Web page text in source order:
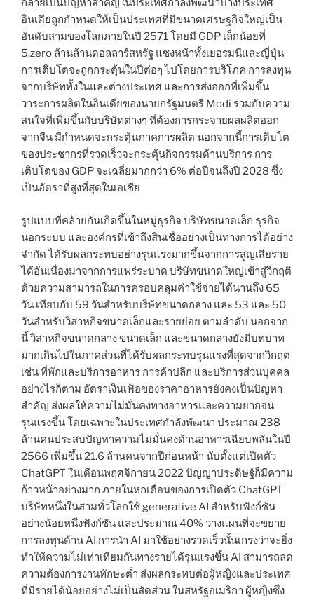
กลายเป็นปัญหาสำคัญในประเทศกำลังพัฒนาบางประเทศ
อินเดียถูกกำหนดให้เป็นประเทศที่มีขนาดเศรษฐกิจใหญ่เป็น
อันดับสามของโลกภายในปี 2571 โดยมี GDP เล็กน้อยที่
5.zero ล้านล้านดอลลาร์สหรัฐ แซงหน้าทั้งเยอรมนีและญี่ปุ่น
การเติบโตจะถูกกระตุ้นในปีต่อๆ ไปโดยการบริโภค การลงทุน
จากบริษัททั้งในและต่างประเทศ และการส่งออกที่เพิ่มขึ้น
วาระการผลิตในอินเดียของนายกรัฐมนตรี Modi ร่วมกับความ
สนใจที่เพิ่มขึ้นกับบริษัทต่างๆ ที่ต้องการกระจายผลผลิตออก
จากจีน มีกำหนดจะกระตุ้นภาคการผลิต นอกจากนี้การเติบโต
ของประชากรที่รวดเร็วจะกระตุ้นกิจกรรมด้านบริการ การ
เติบโตของ GDP จะเฉลี่ยมากกว่า 6% ต่อปีจนถึงปี 2028 ซึ่ง
เป็นอัตราที่สูงที่สุดในเอเชีย
รูปแบบที่คล้ายกันเกิดขึ้นในหมู่ธุรกิจ บริษัทขนาดเล็ก ธุรกิจ
นอกระบบ และองค์กรที่เข้าถึงสินเชื่ออย่างเป็นทางการได้อย่าง
จำกัด ได้รับผลกระทบอย่างรุนแรงมากขึ้นจากการสูญเสียราย
ได้อันเนื่องมาจากการแพร่ระบาด บริษัทขนาดใหญ่เข้าสู่วิกฤติ
ด้วยความสามารถในการครอบคลุมค่าใช้จ่ายได้นานถึง 65
วัน เทียบกับ 59 วันสำหรับบริษัทขนาดกลาง และ 53 และ 50
วันสำหรับวิสาหกิจขนาดเล็กและรายย่อย ตามลำดับ นอกจาก
นี้ วิสาหกิจขนาดกลาง ขนาดเล็ก และขนาดกลางยังมีบทบาท
มากเกินไปในภาคส่วนที่ได้รับผลกระทบรุนแรงที่สุดจากวิกฤต
เช่น ที่พักและบริการอาหาร การค้าปลีก และบริการส่วนบุคคล
อย่างไรก็ตาม อัตราเงินเฟ้อของราคาอาหารยังคงเป็นปัญหา
สำคัญ ส่งผลให้ความไม่มั่นคงทางอาหารและความยากจน
รุนแรงขึ้น โดยเฉพาะในประเทศกำลังพัฒนา ประมาณ 238
ล้านคนประสบปัญหาความไม่มั่นคงด้านอาหารเฉียบพลันในปี
2566 เพิ่มขึ้น 21.6 ล้านคนจากปีก่อนหน้า นับตั้งแต่เปิดตัว
ChatGPT ในเดือนพฤศจิกายน 2022 ปัญญาประดิษฐ์ก็มีความ
ก้าวหน้าอย่างมาก ภายในหกเดือนของการเปิดตัว ChatGPT
บริษัทหนึ่งในสามทั่วโลกใช้ generative AI สำหรับฟังก์ชัน
อย่างน้อยหนึ่งฟังก์ชัน และประมาณ 40% วางแผนที่จะขยาย
การลงทุนด้าน AI การนำ AI มาใช้อย่างรวดเร็วนั้นเกรงว่าจะยิ่ง
ทำให้ความไม่เท่าเทียมกันทางรายได้รุนแรงขึ้น AI สามารถลด
ความต้องการงานทักษะต่ำ ส่งผลกระทบต่อผู้หญิงและประเทศ
ที่มีรายได้น้อยอย่างไม่เป็นสัดส่วน ในสหรัฐอเมริกา ผู้หญิงซึ่ง